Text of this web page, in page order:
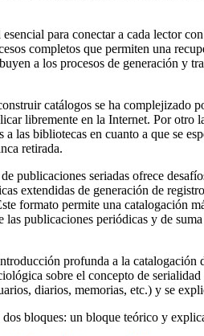
para conectar a cada lector
completos que permiten una
a los procesos de generación y
catálogos se ha
libremente en la Internet. Por
a las bibliotecas en cuanto a que se
retirada.
publicaciones seriadas ofrece
extendidas de generación de
formato permite una catalogación
las publicaciones periódicas y de
profunda a la catalogación
sobre el concepto de
diarios, memorias, etc.) y se
bloques: un bloque teórico y